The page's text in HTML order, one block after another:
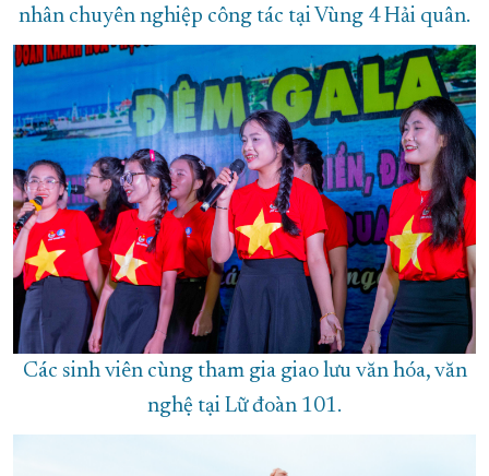
nhân chuyên nghiệp công tác tại Vùng 4 Hải quân.
Các sinh viên cùng tham gia giao lưu văn hóa, văn
nghệ tại Lữ đoàn 101.